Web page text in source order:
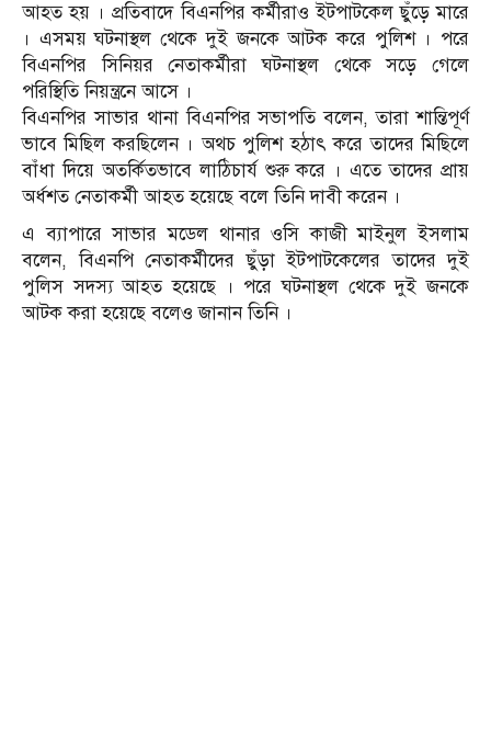
আহত হয় । প্রতিবাদে বিএনপির কর্মীরাও ইটপাটকেল ছুঁড়ে মারে
। এসময় ঘটনাস্থল থেকে দুই জনকে আটক করে পুলিশ । পরে
বিএনপির সিনিয়র নেতাকর্মীরা ঘটনাস্থল থেকে সড়ে গেলে
পরিস্থিতি নিয়ন্ত্রনে আসে ।
বিএনপির সাভার থানা বিএনপির সভাপতি বলেন, তারা শান্তিপূর্ণ
ভাবে মিছিল করছিলেন । অথচ পুলিশ হঠাৎ করে তাদের মিছিলে
বাঁধা দিয়ে অতর্কিতভাবে লাঠিচার্য শুরু করে । এতে তাদের প্রায়
অর্ধশত নেতাকর্মী আহত হয়েছে বলে তিনি দাবী করেন ।
এ ব্যাপারে সাভার মডেল থানার ওসি কাজী মাইনুল ইসলাম
বলেন, বিএনপি নেতাকর্মীদের ছুঁড়া ইটপাটকেলের তাদের দুই
পুলিস সদস্য আহত হয়েছে । পরে ঘটনাস্থল থেকে দুই জনকে
আটক করা হয়েছে বলেও জানান তিনি ।